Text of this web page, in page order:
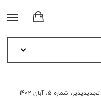
شماره 5، آبان 1402